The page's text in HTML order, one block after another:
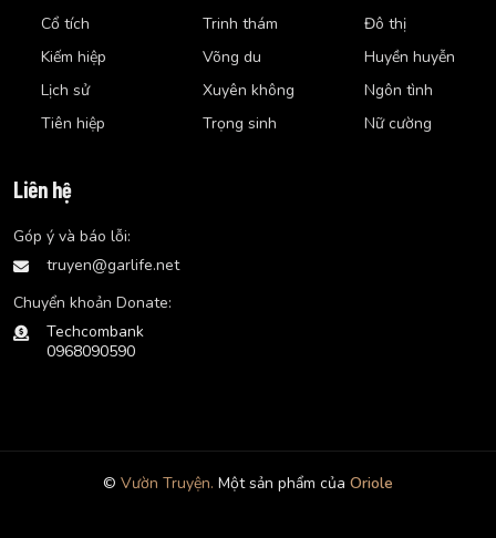
Cổ tích
Kiếm hiệp
Lịch sử
Tiên hiệp
Trinh thám
Võng du
Xuyên không
Trọng sinh
Đô thị
Huyền huyễn
Ngôn tình
Nữ cường
Liên hệ
Góp ý và báo lỗi:
truyen@garlife.net
Chuyển khoản Donate:
Techcombank
0968090590
© Vườn Truyện. Một sản phẩm của Oriole